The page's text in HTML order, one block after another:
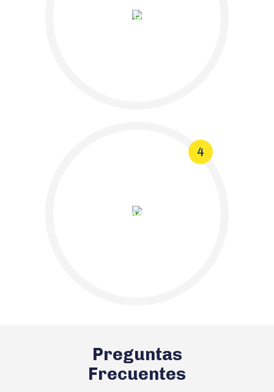
Garantía Financiera
4
Amenaza y/o Daño
Preguntas
Frecuentes